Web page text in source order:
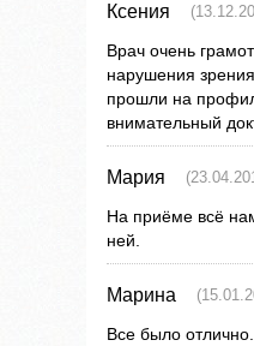
Ксения
Врач очень
нарушения
прошли на
внимательный
Мария
На приёме всё
ней.
Марина
Все было